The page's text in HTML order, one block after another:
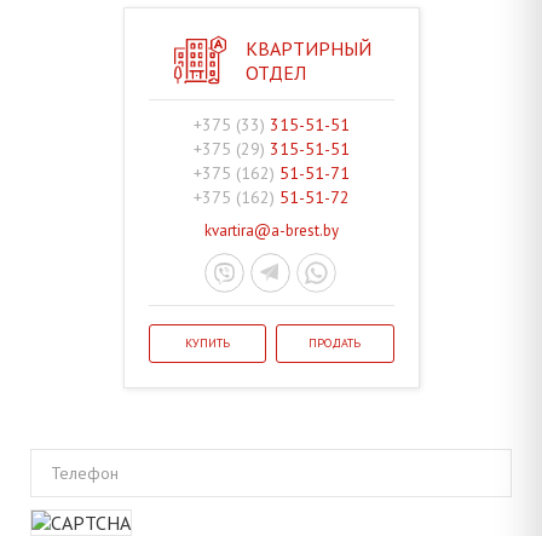
КВАРТИРНЫЙ
ОТДЕЛ
+375 (33) 315-51-51
+375 (29) 315-51-51
+375 (162) 51-51-71
+375 (162) 51-51-72
kvartira@a-brest.by
КУПИТЬ ПРОДАТЬ
Телефон